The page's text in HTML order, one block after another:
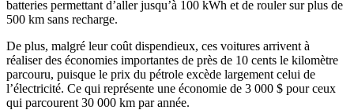
batteries permettant d’aller jusqu’à 100 kWh et de rouler sur plus de
500 km sans recharge.
De plus, malgré leur coût dispendieux, ces voitures arrivent à
réaliserdes économies importantes de près de 10 cents le kilomètre
parcouru, puisque le prix du pétrole excède largement celui de
l’électricité. Ce qui représente une économie de 3 000 $ pour ceux
qui parcourent 30 000 km par année.